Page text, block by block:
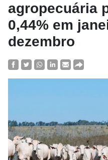
agropecuária
0,44% em
dezembro